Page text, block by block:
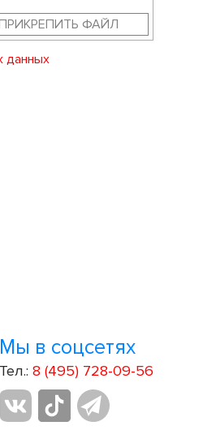
ФАЙЛ
данных
Мы в соцсетях
Тел.: 8 (495) 728-09-56